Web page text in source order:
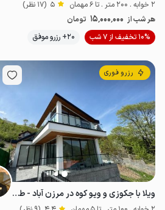
2 خوابه . 200 متر . تا 6 مهمان 5 (17 نظر)
هر شب از 15٬000٬000 تومان
10% تخفیف از 7 شب
20+ رزرو موفق
رزرو فوری
ویلا با جکوزی و ویو کوه در مرزن آباد - طویر